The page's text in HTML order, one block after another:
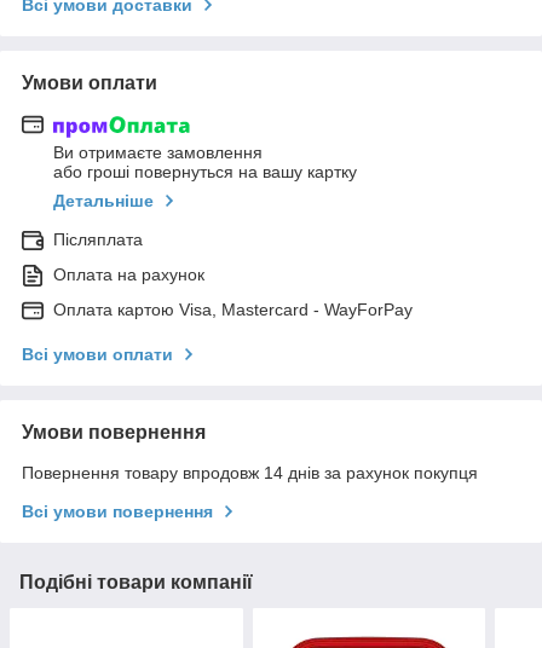
Всі умови доставки
Умови оплати
Ви отримаєте замовлення
або гроші повернуться на вашу картку
Детальніше
Післяплата
Оплата на рахунок
Оплата картою Visa, Mastercard - WayForPay
Всі умови оплати
Умови повернення
Повернення товару впродовж 14 днів за рахунок покупця
Всі умови повернення
Подібні товари компанії